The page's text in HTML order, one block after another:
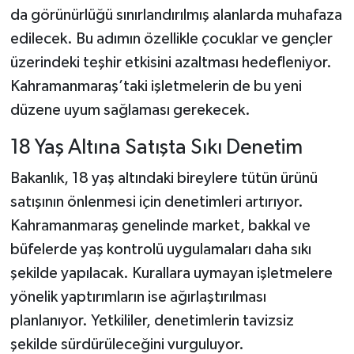
da görünürlüğü sınırlandırılmış alanlarda muhafaza
edilecek. Bu adımın özellikle çocuklar ve gençler
üzerindeki teşhir etkisini azaltması hedefleniyor.
Kahramanmaraş’taki işletmelerin de bu yeni
düzene uyum sağlaması gerekecek.
18 Yaş Altına Satışta Sıkı Denetim
Bakanlık, 18 yaş altındaki bireylere tütün ürünü
satışının önlenmesi için denetimleri artırıyor.
Kahramanmaraş genelinde market, bakkal ve
büfelerde yaş kontrolü uygulamaları daha sıkı
şekilde yapılacak. Kurallara uymayan işletmelere
yönelik yaptırımların ise ağırlaştırılması
planlanıyor. Yetkililer, denetimlerin tavizsiz
şekilde sürdürüleceğini vurguluyor.